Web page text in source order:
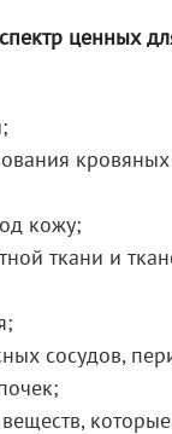
ценных
кровяных
кожу;
ткани и
сосудов,